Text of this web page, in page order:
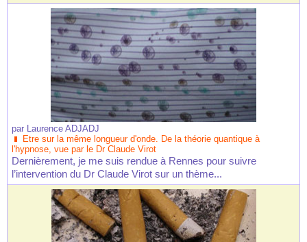
par Laurence ADJADJ
Etre sur la même longueur d'onde. De la théorie quantique à
l'hypnose, vue par le Dr Claude Virot
Dernièrement, je me suis rendue à Rennes pour suivre
l’intervention du Dr Claude Virot sur un thème...